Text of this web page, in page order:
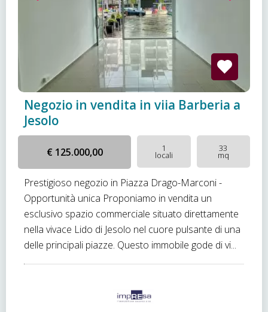
Negozio in vendita in viia Barberia a
Jesolo
€ 125.000,00 1
locali
33
mq
Prestigioso negozio in Piazza Drago-Marconi -
Opportunità unica Proponiamo in vendita un
esclusivo spazio commerciale situato direttamente
nella vivace Lido di Jesolo nel cuore pulsante di una
delle principali piazze. Questo immobile gode di vi...